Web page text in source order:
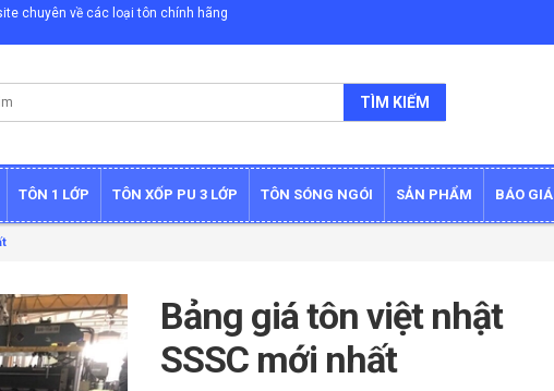
chuyên về các loại tôn chính hãng
TÌM KIẾM
TÔN 1 LỚP TÔN XỐP PU 3 LỚP TÔN SÓNG NGÓI SẢN PHẨM BÁO GIÁ
Bảng giá tôn việt nhật
SSSC mới nhất